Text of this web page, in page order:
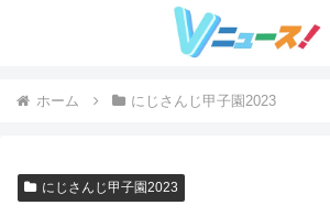
ホーム にじさんじ甲子園2023
にじさんじ甲子園2023